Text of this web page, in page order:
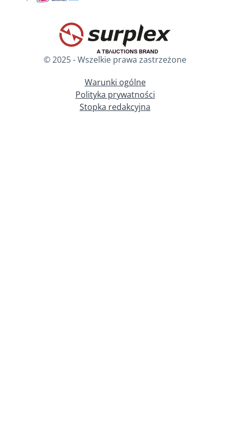
© 2025 - Wszelkie prawa zastrzeżone
Warunki ogólne
Polityka prywatności
Stopka redakcyjna